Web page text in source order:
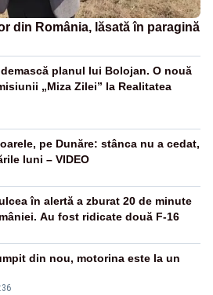
din România, lăsată în paragină
planul lui Bolojan. O nouă
„Miza Zilei” la Realitatea
pe Dunăre: stânca nu a cedat,
luni – VIDEO
în alertă a zburat 20 de minute
Au fost ridicate două F-16
din nou, motorina este la un